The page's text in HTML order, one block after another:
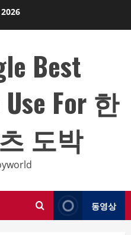
Best
For 한
도박
동영상